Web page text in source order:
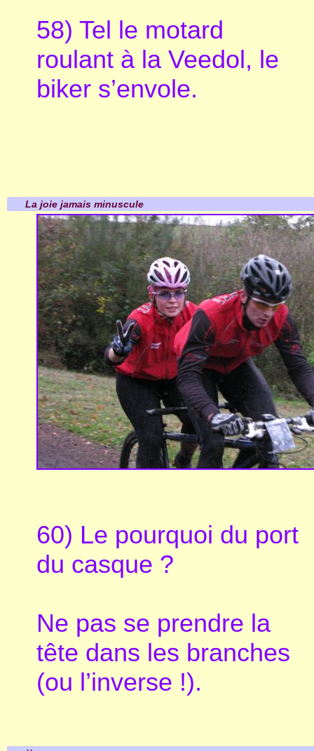
58) Tel le motard
roulant à la Veedol, le
biker s’envole.
La joie jamais minuscule
60) Le pourquoi du port
du casque ?
Ne pas se prendre la
tête dans les branches
(ou l’inverse !).